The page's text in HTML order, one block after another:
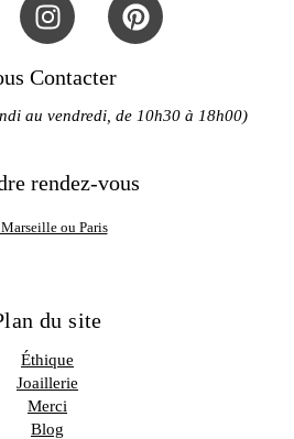
Contacter
au vendredi, de 10h30 à 18h00)
rendez-vous
ou Paris
du site
Éthique
Joaillerie
Merci
Blog